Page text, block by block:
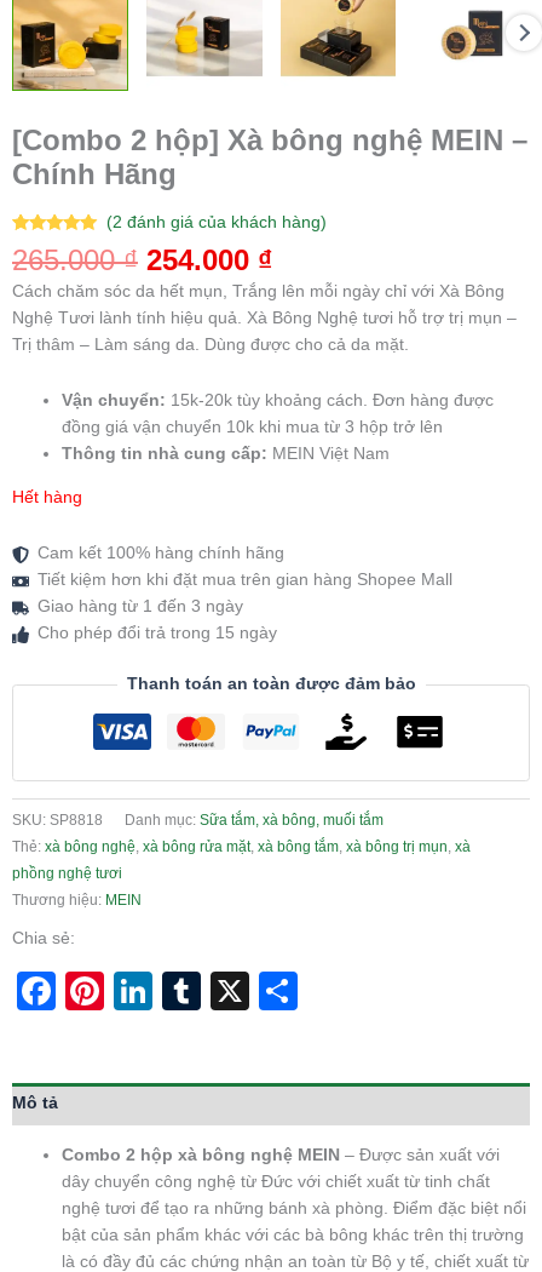
[Combo 2 hộp] Xà bông nghệ MEIN –
Chính Hãng
5.00 trên 5
dựa trên
2
(2 đánh giá của khách hàng)
265.000₫ 254.000 ₫
Cách chăm sóc da hết mụn, Trắng lên mỗi ngày chỉ với Xà Bông
Nghệ Tươi lành tính hiệu quả. Xà Bông Nghệ tươi hỗ trợ trị mụn –
Trị thâm – Làm sáng da. Dùng được cho cả da mặt.
Vận chuyển: 15k-20k tùy khoảng cách. Đơn hàng được
đồng giá vận chuyển 10k khi mua từ 3 hộp trở lên
Thông tin nhà cung cấp: MEIN Việt Nam
Hết hàng
Cam kết 100% hàng chính hãng
Tiết kiệm hơn khi đặt mua trên gian hàng Shopee Mall
Giao hàng từ 1 đến 3 ngày
Cho phép đổi trả trong 15 ngày
Thanh toán an toàn được đảm bảo
SKU: SP8818 Danh mục: Sữa tắm, xà bông, muối tắm
Thẻ: xà bông nghệ, xà bông rửa mặt, xà bông tắm, xà bông trị mụn, xà
phồng nghệ tươi
Thương hiệu: MEIN
Chia sẻ:
Facebook
Pinterest
LinkedIn
Tumblr
X
Mô tả
Combo 2 hộp xà bông nghệ MEIN – Được sản xuất với
dây chuyển công nghệ từ Đức với chiết xuất từ tinh chất
nghệ tươi để tạo ra những bánh xà phòng. Điểm đặc biệt nổi
bật của sản phẩm khác với các bà bông khác trên thị trường
là có đầy đủ các chứng nhận an toàn từ Bộ y tế, chiết xuất từ